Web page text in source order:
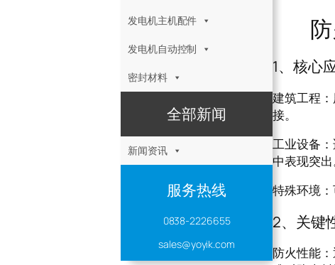
发电机主机配件
发电机自动控制
密封材料
全部新闻
新闻资讯
服务热线
0838-2226655
sales@yoyik.com
防
1、核心
建筑工程
接。
工业设备
中表现突出
特殊环境：
2、关键
防火性能：